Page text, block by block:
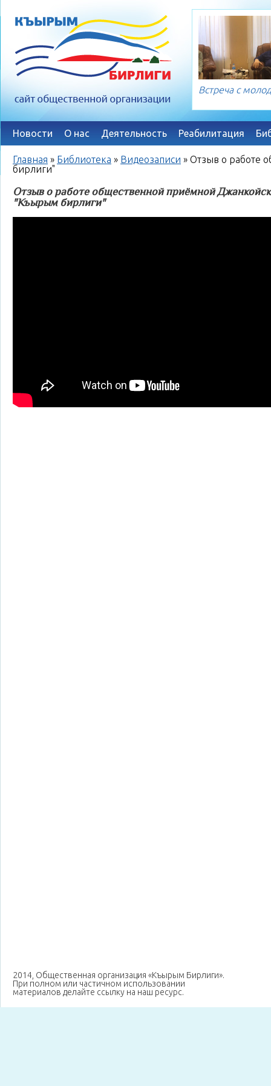
Встреча с
Новости О нас Деятельность Реабилитация
Главная » Библиотека » Видеозаписи » Отзыв о работе
бирлиги"
Отзыв о работе общественной приёмной
"Къырым бирлиги"
2014, Общественная организация «Къырым Бирлиги».
При полном или частичном использовании
материалов делайте ссылку на наш ресурс.